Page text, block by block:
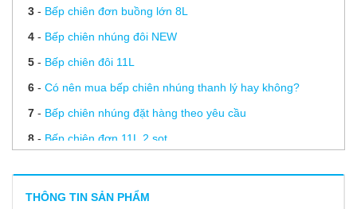
3- Bếp chiên đơn buồng lớn 8L
4- Bếp chiên nhúng đôi NEW
5- Bếp chiên đôi 11L
6- Có nên mua bếp chiên nhúng thanh lý hay không?
7- Bếp chiên nhúng đặt hàng theo yêu cầu
8- Bếp chiên đơn 11L 2 sọt
-
Bếp chiên nhúng đơn VERLY HY – 71
THÔNG TIN SẢN PHẨM